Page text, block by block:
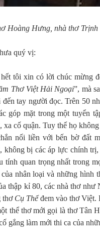
Hoàng Hưng, nhà thơ Trịnh
quý vị:
tôi xin có lời chúc mừng
Thơ Việt Hải Ngoại”, mà
đến tay người đọc. Trên 50
góp mặt trong một tuyển
xa cố quận. Tuy thế họ
nối liền với bến bờ đất
không bị các áp lực chính
tính quan trọng nhất trong
nhân loại và những hình
thập kỉ 80, các nhà thơ
thơ Cụ Thểđem vào thơ Việt.
thể thơ mới gọi là thơ Tân
gắng làm mới thi ca của